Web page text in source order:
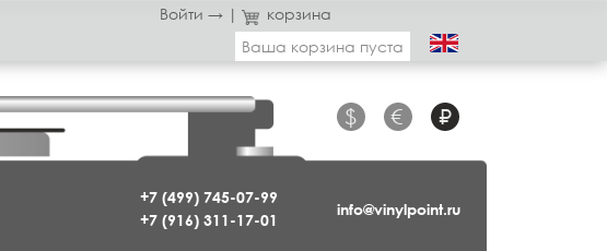
Войти → |
корзина
Ваша корзина пуста
+7 (499) 745-07-99
+7 (916) 311-17-01
$ € ₽
info@vinylpoint.ru